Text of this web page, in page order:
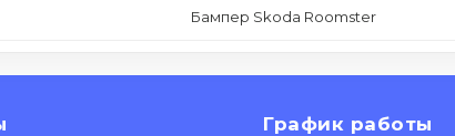
Бампер Skoda Roomster
График работы